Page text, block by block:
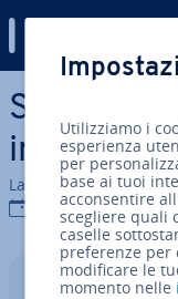
Vai al contenuto
Server 7
La redazione di IONOS
24 mag 2023
Indice
Utilizziamo i
esperienza
per
base ai tuoi
acconsentire
scegliere quali
caselle
preferenze per
modificare le
momento nelle